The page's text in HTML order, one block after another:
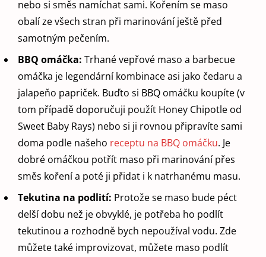
nebo si směs namíchat sami. Kořením se maso
obalí ze všech stran při marinování ještě před
samotným pečením.
BBQ omáčka: Trhané vepřové maso a barbecue
omáčka je legendární kombinace asi jako čedaru a
jalapeňo papriček. Buďto si BBQ omáčku koupíte (v
tom případě doporučuji použít Honey Chipotle od
Sweet Baby Rays) nebo si ji rovnou připravíte sami
doma podle našeho receptu na BBQ omáčku. Je
dobré omáčkou potřít maso při marinování přes
směs koření a poté ji přidat i k natrhanému masu.
Tekutina na podlití: Protože se maso bude péct
delší dobu než je obvyklé, je potřeba ho podlít
tekutinou a rozhodně bych nepoužíval vodu. Zde
můžete také improvizovat, můžete maso podlít